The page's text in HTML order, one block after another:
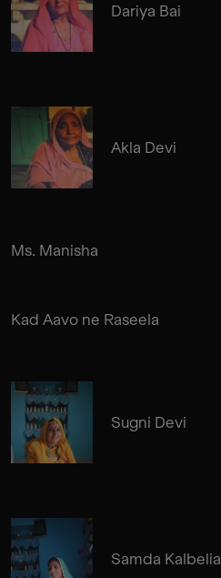
Dariya Bai
Akla Devi
Ms. Manisha
Kad Aavo ne Raseela
Sugni Devi
Samda Kalbelia